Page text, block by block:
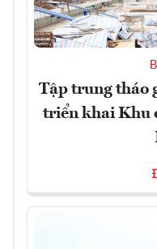
Tập trung tháo
triển khai Khu